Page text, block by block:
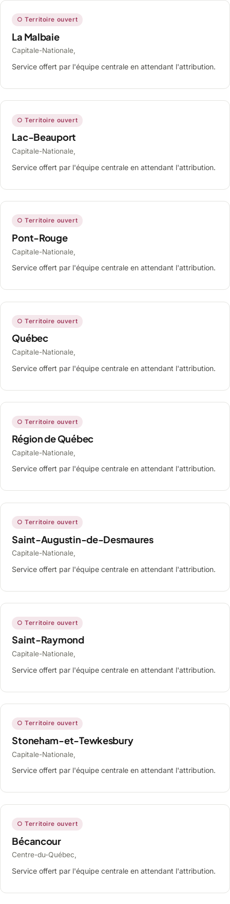
○ Territoire ouvert
La Malbaie
Capitale-Nationale,
Service offert par l'équipe centrale en attendant l'attribution.
○ Territoire ouvert
Lac-Beauport
Capitale-Nationale,
Service offert par l'équipe centrale en attendant l'attribution.
○ Territoire ouvert
Pont-Rouge
Capitale-Nationale,
Service offert par l'équipe centrale en attendant l'attribution.
○ Territoire ouvert
Québec
Capitale-Nationale,
Service offert par l'équipe centrale en attendant l'attribution.
○ Territoire ouvert
Région de Québec
Capitale-Nationale,
Service offert par l'équipe centrale en attendant l'attribution.
○ Territoire ouvert
Saint-Augustin-de-Desmaures
Capitale-Nationale,
Service offert par l'équipe centrale en attendant l'attribution.
○ Territoire ouvert
Saint-Raymond
Capitale-Nationale,
Service offert par l'équipe centrale en attendant l'attribution.
○ Territoire ouvert
Stoneham-et-Tewkesbury
Capitale-Nationale,
Service offert par l'équipe centrale en attendant l'attribution.
○ Territoire ouvert
Bécancour
Centre-du-Québec,
Service offert par l'équipe centrale en attendant l'attribution.